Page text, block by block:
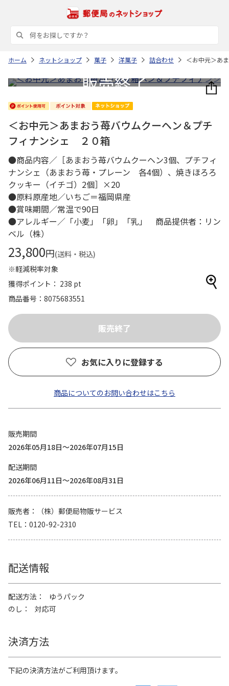
ホーム ネットショップ 菓子 洋菓子 詰合わせ ＜お中元＞あ
＜お中元＞あまおう苺バウムクーヘン＆プチ
フィナンシェ ２０箱
●商品内容／［あまおう苺バウムクーヘン3個、プチフィ
ナンシェ（あまおう苺・プレーン 各4個）、焼きほろろ
クッキー（イチゴ）2個］×20
●原料原産地／いちご＝福岡県産
●賞味期間／常温で90日
●アレルギー／「小麦」「卵」「乳」 商品提供者：リン
ベル（株）
23,800円(送料・税込)
※軽減税率対象
獲得ポイント： 238 pt
商品番号
8075683551
お気に入りに登録する
商品についてのお問い合わせはこちら
販売期間
2026年05月18日～2026年07月15日
配送期間
2026年06月11日～2026年08月31日
販売者
（株）郵便局物販サービス
TEL
0120-92-2310
配送情報
配送方法
ゆうパック
のし
対応可
決済方法
下記の決済方法がご利用頂けます。